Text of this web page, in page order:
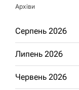
Архіви
Серпень 2026
Липень 2026
Червень 2026